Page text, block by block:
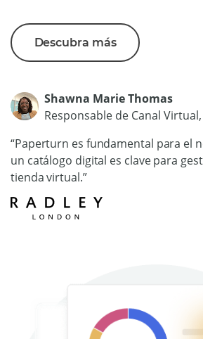
Descubra más
Shawna Marie Thomas
Responsable de Canal
“Paperturn es fundamental para el
un catálogo digital es clave para
tienda virtual.”